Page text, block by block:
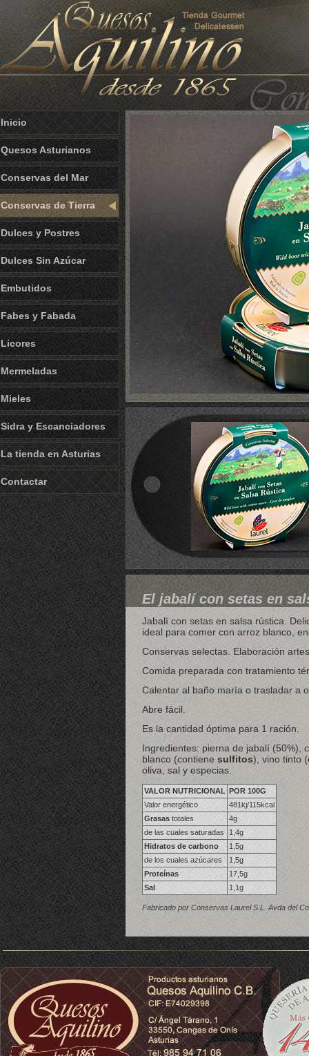
El jabalí con setas en
Jabalí con setas en salsa rústica.
ideal para comer con arroz blanco,
Conservas selectas. Elaboración
Comida preparada con tratamiento
Calentar al baño maría o trasladar a
Abre fácil.
Es la cantidad óptima para 1 ración.
Ingredientes: pierna de jabalí (50%),
blanco (contiene sulfitos), vino tinto (
oliva, sal y especias.
VALOR NUTRICIONAL POR 100G
Valor energético
481kj/115kcal
Grasas totales
4g
de las cuales saturadas
1,4g
Hidratos de carbono
1,5g
de los cuales azúcares
1,5g
Proteínas
17,5g
Sal
1,1g
Fabricado por Conservas Laurel S.L. Avda del
Inicio
Quesos Asturianos
Conservas del Mar
Conservas de Tierra
Dulces y Postres
Dulces Sin Azúcar
Embutidos
Fabes y Fabada
Licores
Mermeladas
Mieles
Sidra y Escanciadores
La tienda en Asturias
Contactar